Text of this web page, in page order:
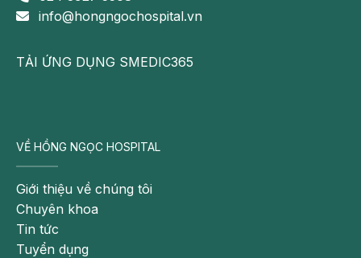
info@hongngochospital.vn
TẢI ỨNG DỤNG SMEDIC365
VỀ HỒNG NGỌC HOSPITAL
Giới thiệu về chúng tôi
Chuyên khoa
Tin tức
Tuyển dụng